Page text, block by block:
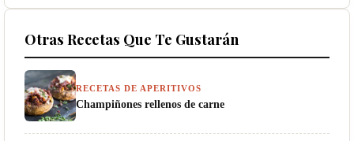
Otras Recetas Que Te Gustarán
RECETAS DE APERITIVOS
Champiñones rellenos de carne